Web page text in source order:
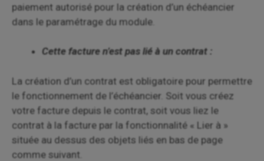
paiement autorisé pour la création d’un échéancier
dans le paramétrage du module.
Cette facture n’est pas lié à un contrat :
La création d’un contrat est obligatoire pour permettre
le fonctionnement de l’échéancier. Soit vous créez
votre facture depuis le contrat, soit vous liez le
contrat à la facture par la fonctionnalité « Lier à »
située au dessus des objets liés en bas de page
comme suivant.